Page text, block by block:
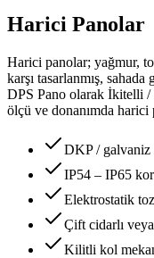
Harici Panolar
Harici panolar; yağmur,
karşı tasarlanmış,
DPS Pano olarak İkitelli /
ölçü ve donanımda harici
DKP / galvaniz
IP54 – IP65
Elektrostatik
Çift cidarlı
Kilitli kol